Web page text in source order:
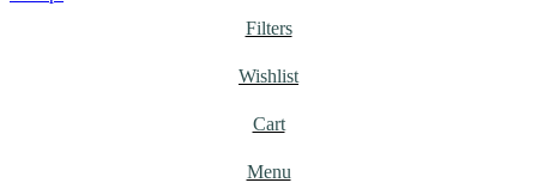
Filters
Wishlist
Cart
Menu